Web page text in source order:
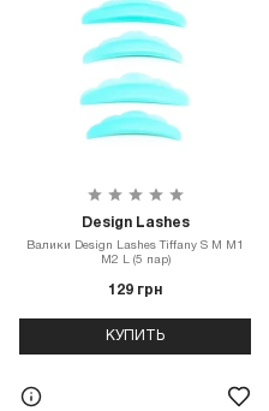
Design Lashes
Валики Design Lashes Tiffany S M M1
M2 L (5 пар)
129 грн
КУПИТЬ